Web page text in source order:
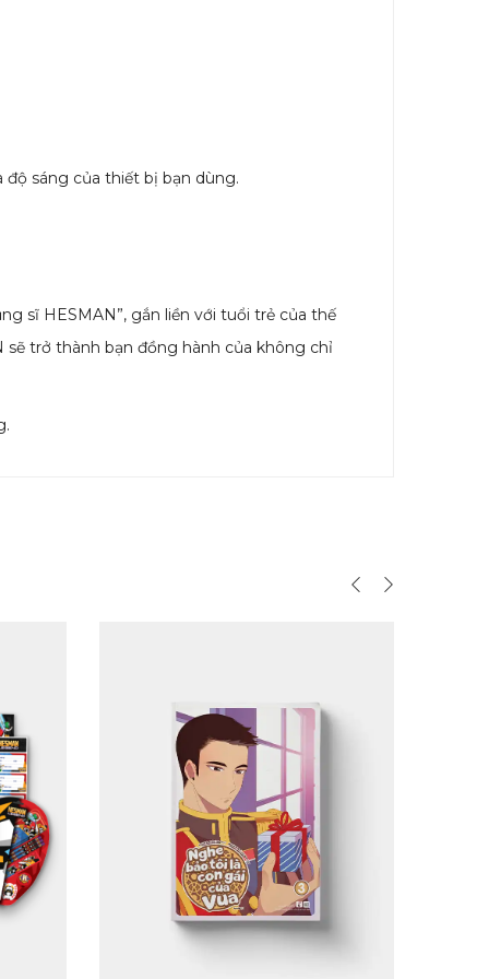
độ sáng của thiết bị bạn dùng.
sĩ HESMAN”, gắn liền với tuổi trẻ của thế
trở thành bạn đồng hành của không chỉ